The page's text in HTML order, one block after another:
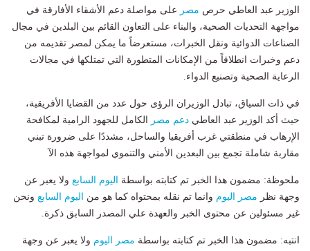
الوزير عبد العاطي حرص مصر على مواصلة دعم الأشقاء الأفارقة في
مواجهة التحديات الصحية، والبناء على التعاون القائم بين البلدين في مجال
الصناعات الدوائية ونقل الخبرات، مستعرضاً ما يمكن لمصر تقديمه من
دعم وخبرات انطلاقاً من الإمكانات المتطورة التي تمتلكها في مجالات
الرعاية الصحية وتصنيع الدواء.
في ذات السياق، تبادل الوزيران الرؤى حول عدد من القضايا الأفريقية،
حيث أكد الوزير عبد العاطي دعم مصر
الكامل للجهود الرامية لمكافحة
الإرهاب في منطقتي غرب أفريقيا والساحل، مشددًا على ضرورة تبني
مقاربة شاملة تجمع بين البعدين الأمني والتنموي لمواجهة هذه الآ
ملحوظة: مضمون هذا الخبر تم كتابته بواسطة اليوم السابع ولا يعبر عن
وجهة نظر مصر اليوم وانما تم نقله بمحتواه كما هو من اليوم السابع ونحن
غير مسئولين عن محتوى الخبر والعهدة علي المصدر السابق ذكرة.
انتبه: مضمون هذا الخبر تم كتابته بواسطة مصر اليوم ولا يعبر عن وجهة